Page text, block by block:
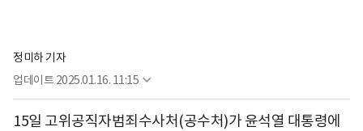
정미하 기자
업데이트 2025.01.16. 11:15
15일 고위공직자범죄수사처(공수처)가 윤석열 대통령에